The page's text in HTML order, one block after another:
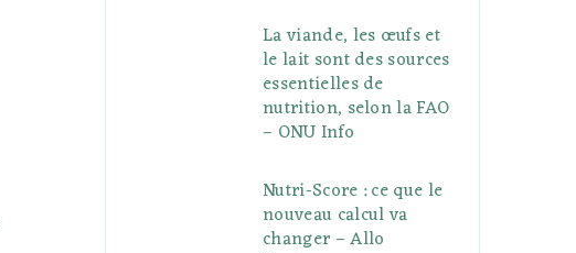
La viande, les œufs et
le lait sont des sources
essentielles de
nutrition, selon la FAO
– ONU Info
Nutri-Score : ce que le
nouveau calcul va
changer – Allo